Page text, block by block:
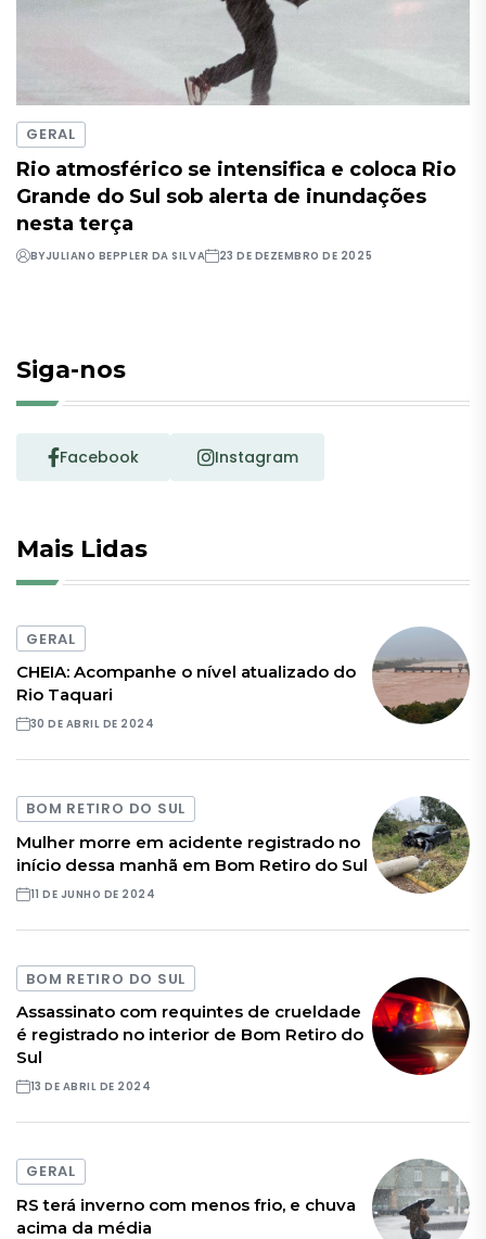
GERAL
Rio atmosférico se intensifica e coloca Rio
Grande do Sul sob alerta de inundações
nesta terça
BYJULIANO BEPPLER DA SILVA 23 DE DEZEMBRO DE 2025
Siga-nos
Facebook Instagram
Mais Lidas
GERAL
CHEIA: Acompanhe o nível atualizado do
Rio Taquari
30 DE ABRIL DE 2024
BOM RETIRO DO SUL
Mulher morre em acidente registrado no
início dessa manhã em Bom Retiro do Sul
11 DE JUNHO DE 2024
BOM RETIRO DO SUL
Assassinato com requintes de crueldade
é registrado no interior de Bom Retiro do
Sul
13 DE ABRIL DE 2024
GERAL
RS terá inverno com menos frio, e chuva
acima da média